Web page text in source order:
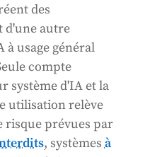
des
d'une autre
à usage général
compte
système d'IA et la
utilisation relève
risque prévues par
, systèmes à